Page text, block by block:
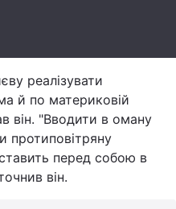
реалізувати
й по материковій
він. "Вводити в оману
протиповітряну
перед собою в
він.